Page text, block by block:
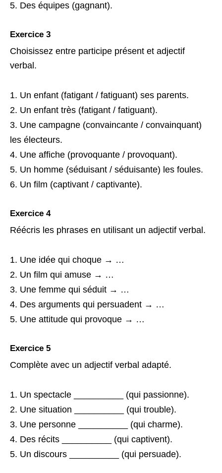
Des équipes (gagnant).
Exercice 3
Choisissez entre participe présent et adjectif
verbal.
Un enfant (fatigant / fatiguant) ses parents.
Un enfant très (fatigant / fatiguant).
Une campagne (convaincante / convainquant)
les électeurs.
Une affiche (provoquante / provoquant).
Un homme (séduisant / séduisante) les foules.
Un film (captivant / captivante).
Exercice 4
Réécris les phrases en utilisant un adjectif verbal.
Une idée qui choque → …
Un film qui amuse → …
Une femme qui séduit → …
Des arguments qui persuadent → …
Une attitude qui provoque → …
Exercice 5
Complète avec un adjectif verbal adapté.
Un spectacle __________ (qui passionne).
Une situation __________ (qui trouble).
Une personne __________ (qui charme).
Des récits __________ (qui captivent).
Un discours __________ (qui persuade).